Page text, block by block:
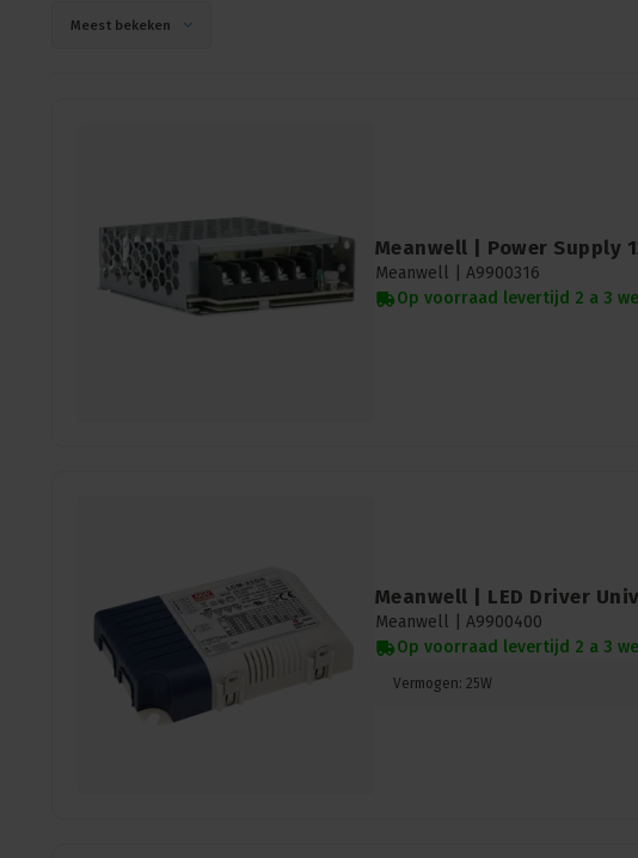
Meest bekeken
Meanwell | Power Supply
Meanwell | A9900316
Op voorraad levertijd 2 a 3
Meanwell | LED Driver
Meanwell | A9900400
Op voorraad levertijd 2 a 3
Vermogen: 25W